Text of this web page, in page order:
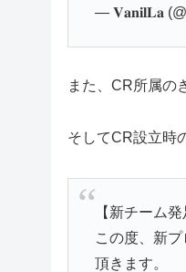
— 𝐕𝐚𝐧𝐢𝐥𝐋𝐚
また、CR所属の
そしてCR設立時
【新チーム
この度、新
頂きます。